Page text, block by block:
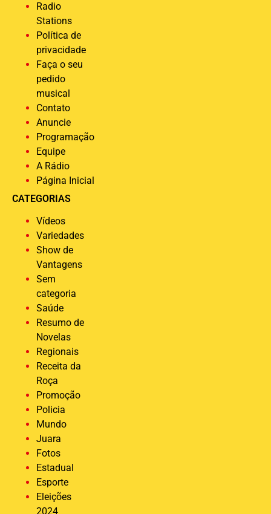
Radio
Stations
Política de
privacidade
Faça o seu
pedido
musical
Contato
Anuncie
Programação
Equipe
A Rádio
Página Inicial
CATEGORIAS
Vídeos
Variedades
Show de
Vantagens
Sem
categoria
Saúde
Resumo de
Novelas
Regionais
Receita da
Roça
Promoção
Policia
Mundo
Juara
Fotos
Estadual
Esporte
Eleições
2024